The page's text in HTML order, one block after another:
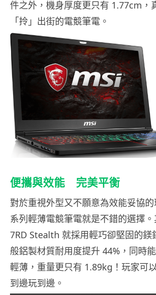
件之外，機身厚度更只有 1.77cm，
「拎」出街的電競筆電。
便攜與效能 完美平衡
對於重視外型又不願意為效能妥協的
系列輕薄電競筆電就是不錯的選擇。
7RD Stealth 就採用輕巧卻堅固的鎂
般鋁製材質耐用度提升 44%，同時
輕薄，重量更只有 1.89kg！玩家可
到邊玩到邊。